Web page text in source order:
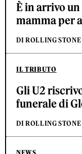
È in arrivo
mamma per
DI ROLLING
IL TRIBUTO
Gli U2
funerale di
DI ROLLING